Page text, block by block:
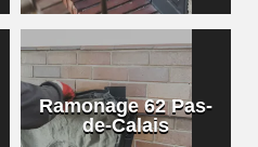
Ramonage 62 Pas-
de-Calais